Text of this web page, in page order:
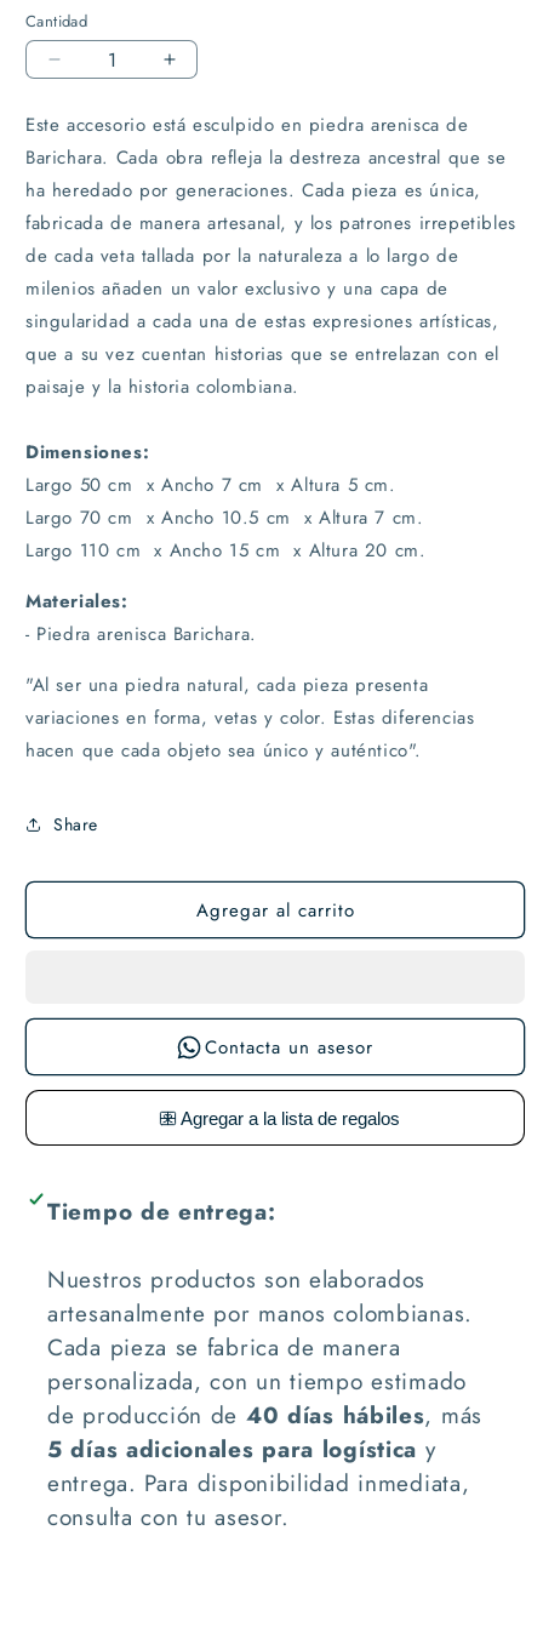
Cantidad
Reducir
para
Piragua
Bravío
Aumentar
para
Piragua
Bravío
Este accesorio está esculpido en piedra arenisca de
Barichara. Cada obra refleja la destreza ancestral que se
ha heredado por generaciones. Cada pieza es única,
fabricada de manera artesanal, y los patrones irrepetibles
de cada veta tallada por la naturaleza a lo largo de
milenios añaden un valor exclusivo y una capa de
singularidad a cada una de estas expresiones artísticas,
que a su vez cuentan historias que se entrelazan con el
paisaje y la historia colombiana.
Dimensiones:
Largo 50 cm x Ancho 7 cm x Altura 5 cm.
Largo 70 cm x Ancho 10.5 cm x Altura 7 cm.
Largo 110 cm x Ancho 15 cm x Altura 20 cm.
Materiales:
- Piedra arenisca Barichara.
"Al ser una piedra natural, cada pieza presenta
variaciones en forma, vetas y color. Estas diferencias
hacen que cada objeto sea único y auténtico".
Share
Agregar al carrito
Contacta un asesor
Tiempo de entrega:
Nuestros productos son elaborados
artesanalmente por manos colombianas.
Cada pieza se fabrica de manera
personalizada, con un tiempo estimado
de producción de 40 días hábiles, más
5 días adicionales para logística y
entrega. Para disponibilidad inmediata,
consulta con tu asesor.